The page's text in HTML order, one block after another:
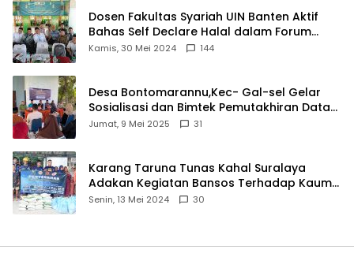
Dosen Fakultas Syariah UIN Banten Aktif
Bahas Self Declare Halal dalam Forum
Ijtima Ulama MUI
Kamis, 30 Mei 2024 144
Desa Bontomarannu,Kec- Gal-sel Gelar
Sosialisasi dan Bimtek Pemutakhiran Data
ID
Jumat, 9 Mei 2025 31
Karang Taruna Tunas Kahal Suralaya
Adakan Kegiatan Bansos Terhadap Kaum
Dhuafa dan Anak Yatim-Piatu
Senin, 13 Mei 2024 30